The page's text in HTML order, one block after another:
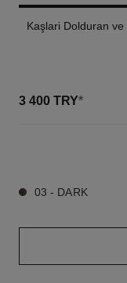
Kaşlari Dolduran
3 400 TRY*
03 - DARK